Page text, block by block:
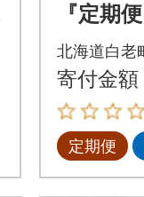
『定期
級黒毛
の贅沢
ットB全
北海道白老
寄付金額
定期便